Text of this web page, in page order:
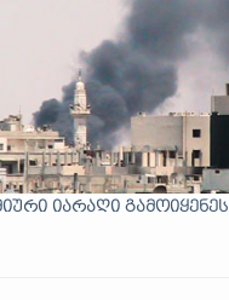
იარაღი გამოიყენეს